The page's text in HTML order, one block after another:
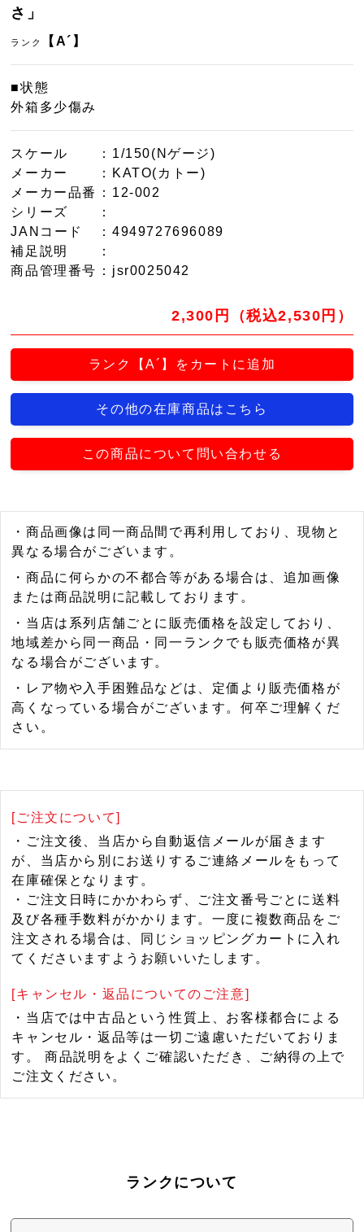
さ」
ランク 【A´】
■状態
外箱多少傷み
スケール
：1/150(Nゲージ)
メーカー
：KATO(カトー)
メーカー品番
：12-002
シリーズ
：
JANコード
：4949727696089
補足説明
：
商品管理番号 ：jsr0025042
2,300円（税込2,530円）
ランク【A´】をカートに追加
その他の在庫商品はこちら
この商品について問い合わせる
・商品画像は同一商品間で再利用しており、現物と
異なる場合がございます。
・商品に何らかの不都合等がある場合は、追加画像
または商品説明に記載しております。
・当店は系列店舗ごとに販売価格を設定しており、
地域差から同一商品・同一ランクでも販売価格が異
なる場合がございます。
・レア物や入手困難品などは、定価より販売価格が
高くなっている場合がございます。何卒ご理解くだ
さい。
[ご注文について]
・ご注文後、当店から自動返信メールが届きます
が、当店から別にお送りするご連絡メールをもって
在庫確保となります。
・ご注文日時にかかわらず、ご注文番号ごとに送料
及び各種手数料がかかります。一度に複数商品をご
注文される場合は、同じショッピングカートに入れ
てくださいますようお願いいたします。
[キャンセル・返品についてのご注意]
・当店では中古品という性質上、お客様都合による
キャンセル・返品等は一切ご遠慮いただいておりま
す。 商品説明をよくご確認いただき、ご納得の上で
ご注文ください。
ランクについて